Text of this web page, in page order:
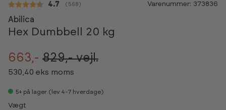
-20%
Gennemsnitlig vurdering:
4.7 ( stemmer:
568 ) Varenummer: 373836
Abilica
Hex Dumbbell 20 kg
663,- 829,-vejl.
530,40 eks moms
5+ på lager (lev 4-7 hverdage)
Vælg
Vægt